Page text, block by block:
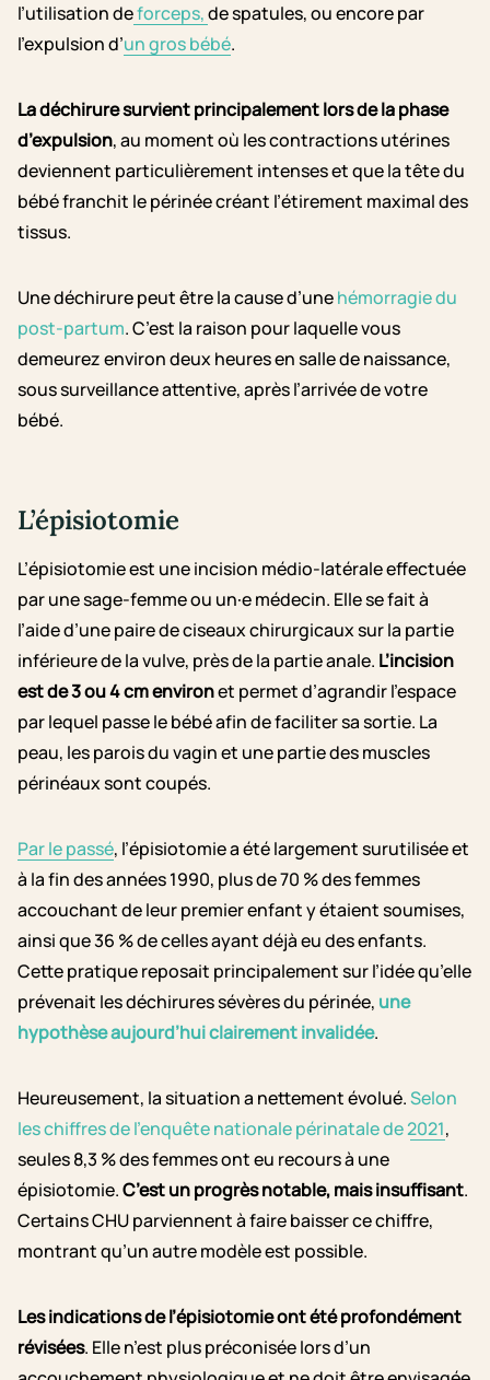
l’utilisation deforceps,de spatules, ou encore par
l’expulsion d’un gros bébé.
La déchirure survient principalement lors de la phase
d’expulsion, au moment où les contractions utérines
deviennent particulièrement intenses et que la tête du
bébé franchit le périnée créant l’étirement maximal des
tissus.
Une déchirure peut être la cause d’unehémorragie du
post-partum. C’est la raison pour laquelle vous
demeurez environ deux heures en salle de naissance,
sous surveillance attentive, après l’arrivée de votre
bébé.
L’épisiotomie
L’épisiotomie est une incision médio-latérale effectuée
par une sage-femme ou un·e médecin. Elle se fait à
l’aide d’une paire de ciseaux chirurgicaux sur la partie
inférieure de la vulve, près de la partie anale. L’incision
est de 3 ou 4 cm environet permet d’agrandir l’espace
par lequel passe le bébé afin de faciliter sa sortie. La
peau, les parois du vagin et une partie des muscles
périnéaux sont coupés.
Par le passé, l’épisiotomie a été largement surutilisée et
à la fin des années 1990, plus de 70 % des femmes
accouchant de leur premier enfant y étaient soumises,
ainsi que 36 % de celles ayant déjà eu des enfants.
Cette pratique reposait principalement sur l’idée qu’elle
prévenait les déchirures sévères du périnée, une
hypothèse aujourd’hui clairement invalidée.
Heureusement, la situation a nettement évolué.Selon
les chiffres de l’enquête nationale périnatale de 2021,
seules 8,3 % des femmes ont eu recours à une
épisiotomie.C’est un progrès notable, mais insuffisant.
Certains CHU parviennent à faire baisser ce chiffre,
montrant qu’un autre modèle est possible.
Les indications de l’épisiotomie ont été profondément
révisées. Elle n’est plus préconisée lors d’un